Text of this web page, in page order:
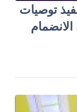
توصيات